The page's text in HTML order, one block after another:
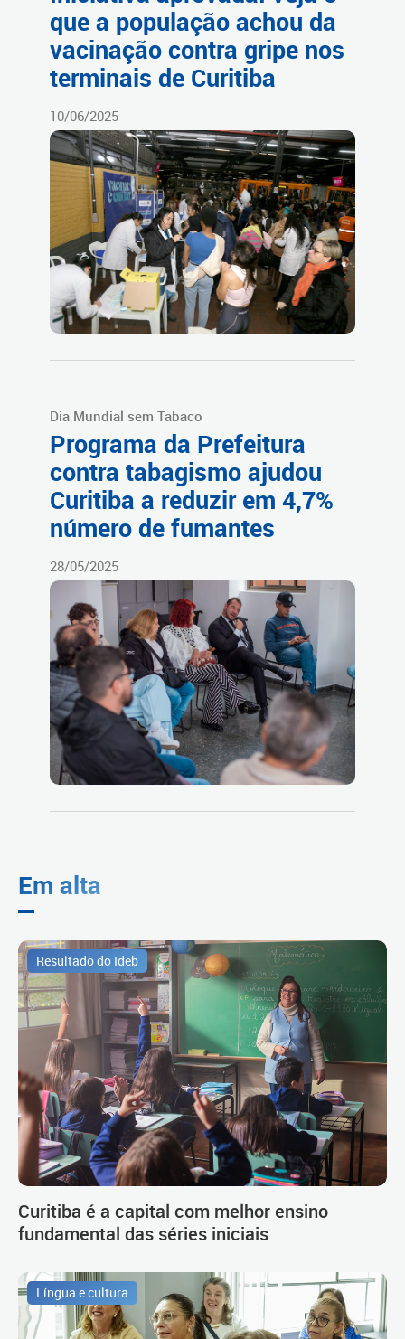
que a população achou da
vacinação contra gripe nos
terminais de Curitiba
10/06/2025
Dia Mundial sem Tabaco
Programa da Prefeitura
contra tabagismo ajudou
Curitiba a reduzir em 4,7%
número de fumantes
28/05/2025
Em alta
Resultado do Ideb
Curitiba é a capital com melhor ensino
fundamental das séries iniciais
Língua e cultura